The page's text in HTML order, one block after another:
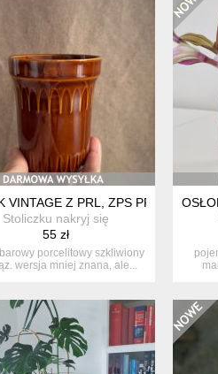
VINTAGE Z PRL, ZPS PRUSZKÓW
Stoliczku nakryj się
55 zł
porcelitowy szkliwiony
wersja mniej znana, ale...